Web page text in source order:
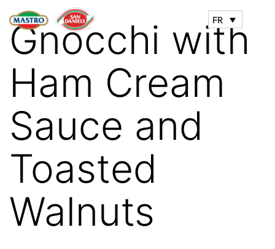
FR
Gnocchi with
Ham Cream
Sauce and
Toasted
Walnuts